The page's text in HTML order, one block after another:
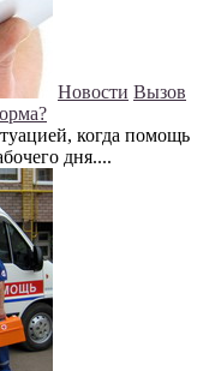
Новости Вызов
когда помощь
дня....